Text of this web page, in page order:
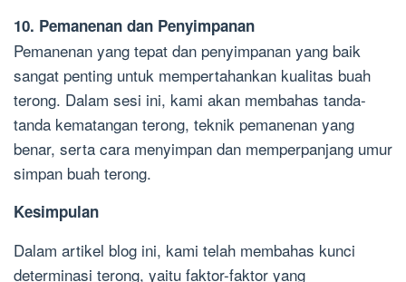
10. Pemanenan dan Penyimpanan
Pemanenan yang tepat dan penyimpanan yang baik
sangat penting untuk mempertahankan kualitas buah
terong. Dalam sesi ini, kami akan membahas tanda-
tanda kematangan terong, teknik pemanenan yang
benar, serta cara menyimpan dan memperpanjang umur
simpan buah terong.
Kesimpulan
Dalam artikel blog ini, kami telah membahas kunci
determinasi terong, yaitu faktor-faktor yang